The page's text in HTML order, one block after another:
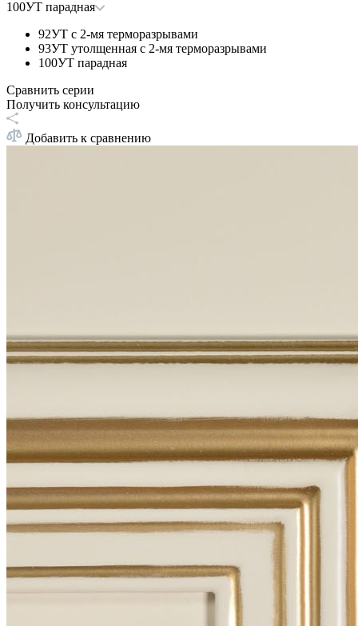
100УТ парадная
92УТ с 2-мя терморазрывами
93УТ утолщенная с 2-мя терморазрывами
100УТ парадная
Сравнить серии
Получить консультацию
Добавить к сравнению